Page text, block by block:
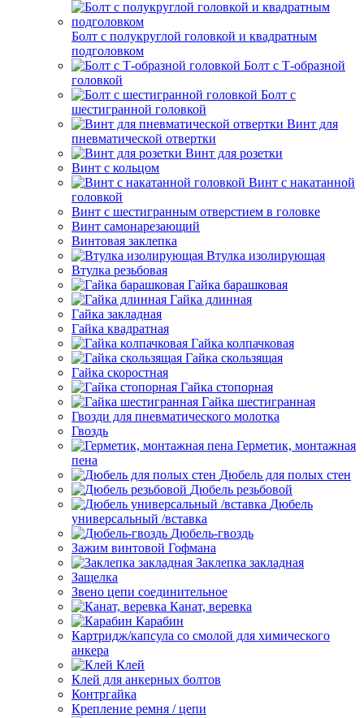
Болт с полукруглой головкой и квадратным
подголовком
Болт с Т-образной
головкой
Болт с
шестигранной головкой
Винт для
пневматической отвертки
Винт для розетки
Винт с кольцом
Винт с накатанной
головкой
Винт с шестигранным отверстием в головке
Винт самонарезающий
Винтовая заклепка
Втулка изолирующая
Втулка резьбовая
Гайка барашковая
Гайка длинная
Гайка закладная
Гайка квадратная
Гайка колпачковая
Гайка скользящая
Гайка скоростная
Гайка стопорная
Гайка шестигранная
Гвозди для пневматического молотка
Гвоздь
Герметик, монтажная
пена
Дюбель для полых стен
Дюбель резьбовой
Дюбель
универсальный /вставка
Дюбель-гвоздь
Зажим винтовой Гофмана
Заклепка закладная
Защелка
Звено цепи соединительное
Канат, веревка
Карабин
Картридж/капсула со смолой для химического
анкера
Клей
Клей для анкерных болтов
Контргайка
Крепление ремня / цепи